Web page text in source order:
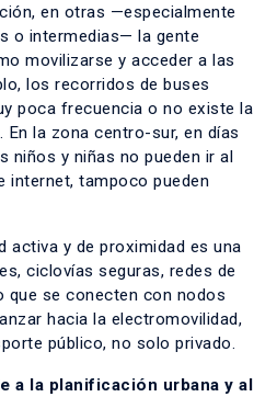
en otras —especialmente
o intermedias— la gente
movilizarse y acceder a las
los recorridos de buses
poca frecuencia o no existe la
la zona centro-sur, en días
niños y niñas no pueden ir al
internet, tampoco pueden
activa y de proximidad es una
ciclovías seguras, redes de
se conecten con nodos
hacia la electromovilidad,
público, no solo privado.
a la planificación urbana y al